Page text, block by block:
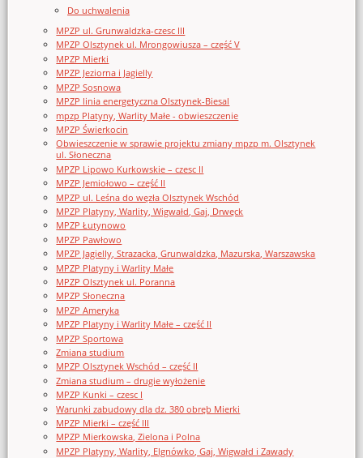
Do uchwalenia
MPZP ul. Grunwaldzka-czesc III
MPZP Olsztynek ul. Mrongowiusza – część V
MPZP Mierki
MPZP Jeziorna i Jagielly
MPZP Sosnowa
MPZP linia energetyczna Olsztynek-Biesal
mpzp Platyny, Warlity Małe - obwieszczenie
MPZP Świerkocin
Obwieszczenie w sprawie projektu zmiany mpzp m. Olsztynek
ul. Słoneczna
MPZP Lipowo Kurkowskie – czesc II
MPZP Jemiołowo – część II
MPZP ul. Leśna do węzła Olsztynek Wschód
MPZP Platyny, Warlity, Wigwałd, Gaj, Drwęck
MPZP Łutynowo
MPZP Pawłowo
MPZP Jagielly, Strazacka, Grunwaldzka, Mazurska, Warszawska
MPZP Platyny i Warlity Małe
MPZP Olsztynek ul. Poranna
MPZP Słoneczna
MPZP Ameryka
MPZP Platyny i Warlity Małe – część II
MPZP Sportowa
Zmiana studium
MPZP Olsztynek Wschód – część II
Zmiana studium – drugie wyłożenie
MPZP Kunki – czesc I
Warunki zabudowy dla dz. 380 obręb Mierki
MPZP Mierki – część III
MPZP Mierkowska, Zielona i Polna
MPZP Platyny, Warlity, Elgnówko, Gaj, Wigwałd i Zawady